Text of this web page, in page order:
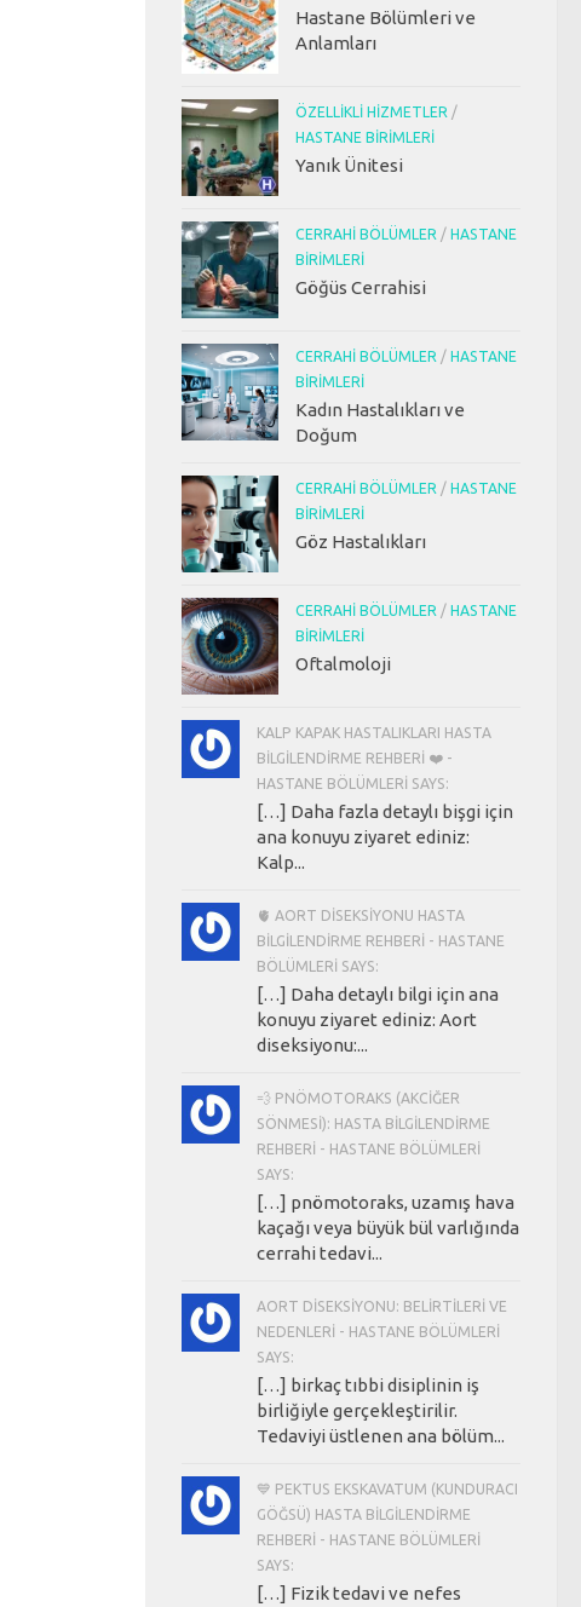
Hastane Bölümleri ve
Anlamları
ÖZELLIKLI HIZMETLER /
HASTANE BIRIMLERI
Yanık Ünitesi
CERRAHI BÖLÜMLER / HASTANE
BIRIMLERI
Göğüs Cerrahisi
CERRAHI BÖLÜMLER / HASTANE
BIRIMLERI
Kadın Hastalıkları ve
Doğum
CERRAHI BÖLÜMLER / HASTANE
BIRIMLERI
Göz Hastalıkları
CERRAHI BÖLÜMLER / HASTANE
BIRIMLERI
Oftalmoloji
KALP KAPAK HASTALIKLARI HASTA
BILGILENDIRME REHBERI ❤️ -
HASTANE BÖLÜMLERI SAYS:
[…] Daha fazla detaylı bişgi için
ana konuyu ziyaret ediniz:
Kalp...
🫀 AORT DISEKSIYONU HASTA
BILGILENDIRME REHBERI - HASTANE
BÖLÜMLERI SAYS:
[…] Daha detaylı bilgi için ana
konuyu ziyaret ediniz: Aort
diseksiyonu:...
💨 PNÖMOTORAKS (AKCIĞER
SÖNMESI): HASTA BILGILENDIRME
REHBERI - HASTANE BÖLÜMLERI
SAYS:
[…] pnömotoraks, uzamış hava
kaçağı veya büyük bül varlığında
cerrahi tedavi...
AORT DISEKSIYONU: BELIRTILERI VE
NEDENLERI - HASTANE BÖLÜMLERI
SAYS:
[…] birkaç tıbbi disiplinin iş
birliğiyle gerçekleştirilir.
Tedaviyi üstlenen ana bölüm...
💙 PEKTUS EKSKAVATUM (KUNDURACI
GÖĞSÜ) HASTA BILGILENDIRME
REHBERI - HASTANE BÖLÜMLERI
SAYS:
[…] Fizik tedavi ve nefes